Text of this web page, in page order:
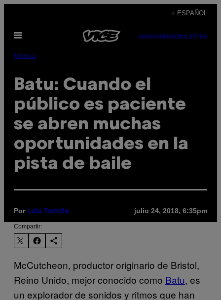
contenido
+ ESPAÑOL
Abrir
SUBSCRIBENEWSLETTER
Música
Batu: Cuando el
público es paciente
se abren muchas
oportunidades en la
pista de baile
Por Luis Tomita julio 24, 2018, 6:35pm
Compartir:
McCutcheon, productor originario de Bristol,
Reino Unido, mejor conocido como Batu, es
un explorador de sonidos y ritmos que han